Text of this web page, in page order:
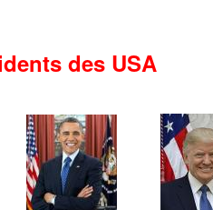
des USA